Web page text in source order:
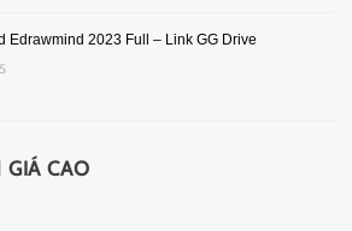
Edrawmind 2023 Full – Link GG Drive
CAO